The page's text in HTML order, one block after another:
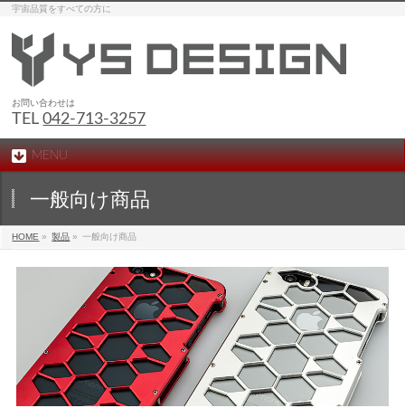
宇宙品質をすべての方に
お問い合わせは
TEL042-713-3257
MENU
一般向け商品
HOME » 製品 » 一般向け商品